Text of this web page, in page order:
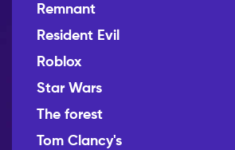
Remnant
Resident Evil
Roblox
Star Wars
The forest
Tom Clancy's